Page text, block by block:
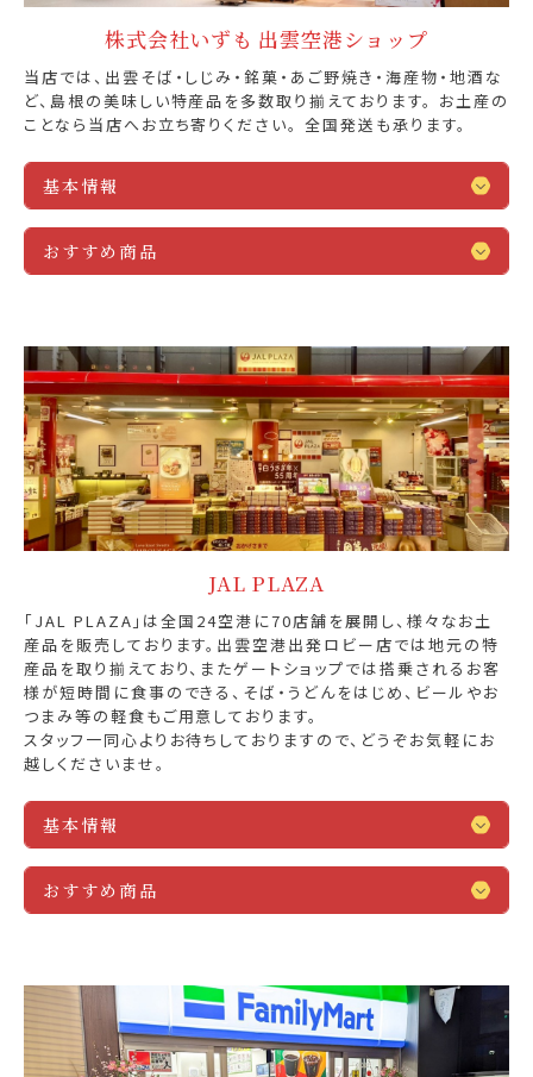
株式会社いずも 出雲空港ショップ
当店では、出雲そば・しじみ・銘菓・あご野焼き・海産物・地酒な
ど、島根の美味しい特産品を多数取り揃えております。 お土産の
ことなら当店へお立ち寄りください。 全国発送も承ります。
基本情報
おすすめ商品
JAL PLAZA
「JAL PLAZA」は全国24空港に70店舗を展開し、様々なお土
産品を販売しております。出雲空港出発ロビー店では地元の特
産品を取り揃えており、またゲートショップでは搭乗されるお客
様が短時間に食事のできる、そば・うどんをはじめ、ビールやお
つまみ等の軽食もご用意しております。
スタッフ一同心よりお待ちしておりますので、どうぞお気軽にお
越しくださいませ。
基本情報
おすすめ商品